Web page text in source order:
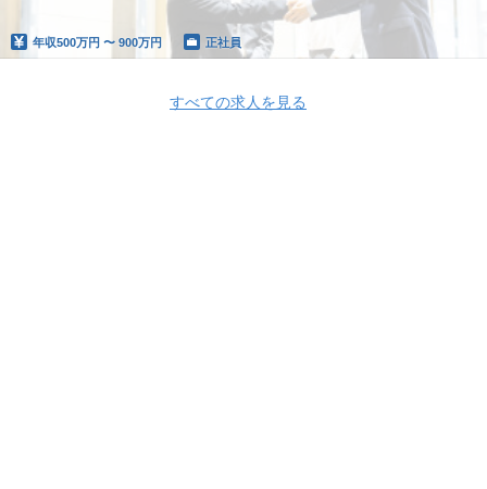
年収500万円 〜 900万円 正社員
すべての求人を見る